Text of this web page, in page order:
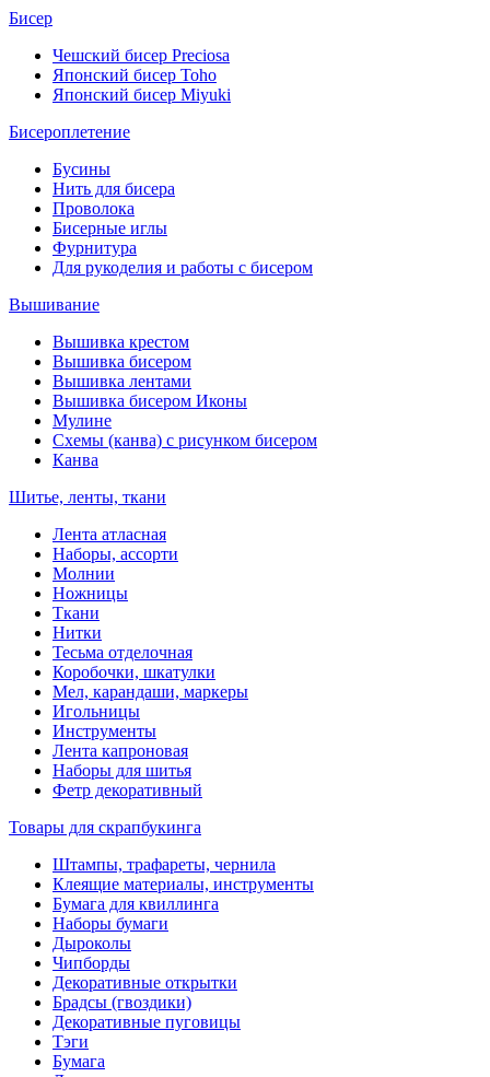
Бисер
Чешский бисер Preciosa
Японский бисер Toho
Японский бисер Miyuki
Бисероплетение
Бусины
Нить для бисера
Проволока
Бисерные иглы
Фурнитура
Для рукоделия и работы с бисером
Вышивание
Вышивка крестом
Вышивка бисером
Вышивка лентами
Вышивка бисером Иконы
Мулине
Схемы (канва) с рисунком бисером
Канва
Шитье, ленты, ткани
Лента атласная
Наборы, ассорти
Молнии
Ножницы
Ткани
Нитки
Тесьма отделочная
Коробочки, шкатулки
Мел, карандаши, маркеры
Игольницы
Инструменты
Лента капроновая
Наборы для шитья
Фетр декоративный
Товары для скрапбукинга
Штампы, трафареты, чернила
Клеящие материалы, инструменты
Бумага для квиллинга
Наборы бумаги
Дыроколы
Чипборды
Декоративные открытки
Брадсы (гвоздики)
Декоративные пуговицы
Тэги
Бумага